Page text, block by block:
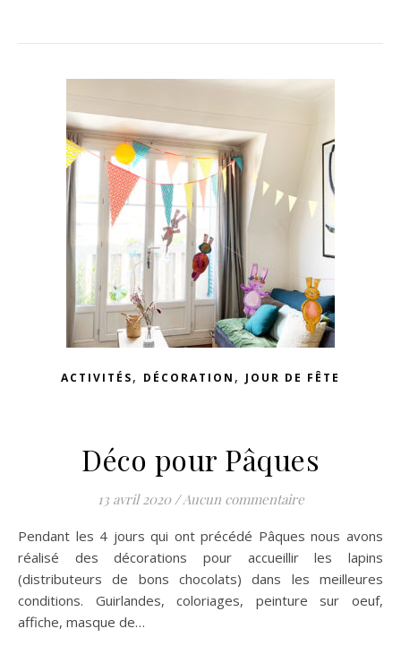
ACTIVITÉS, DÉCORATION , JOUR DE FÊTE
Déco pour Pâques
13 avril 2020 /Aucun commentaire
Pendant les 4 jours qui ont précédé Pâques nous avons
réalisé des décorations pour accueillir les lapins
(distributeurs de bons chocolats) dans les meilleures
conditions. Guirlandes, coloriages, peinture sur oeuf,
affiche, masque de…